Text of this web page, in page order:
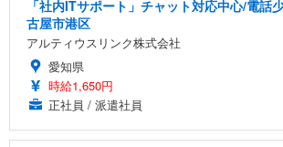
「社内ITサポート」チャット対応中心/電話
古屋市港区
アルティウスリンク株式会社
愛知県
時給1,650円
正社員 / 派遣社員